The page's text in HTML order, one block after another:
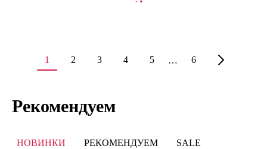
1 2 3 4 5 … 6
Рекомендуем
НОВИНКИ РЕКОМЕНДУЕМ SALE